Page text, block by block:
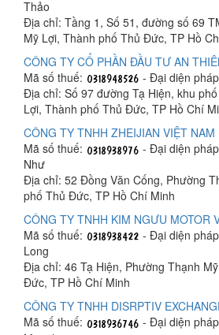
Thảo
Địa chỉ: Tầng 1, Số 51, đường số 69
Mỹ Lợi, Thành phố Thủ Đức, TP Hồ
CÔNG TY CỔ PHẦN ĐẦU TƯ AN
Mã số thuế:
- Đại diện
Địa chỉ: Số 97 đường Tạ Hiện, khu
Lợi, Thành phố Thủ Đức, TP Hồ Chí
CÔNG TY TNHH ZHEIJIAN VIỆT NAM
Mã số thuế:
- Đại diện
Như
Địa chỉ: 52 Đồng Văn Cống, Phường
phố Thủ Đức, TP Hồ Chí Minh
CÔNG TY TNHH KIM NGƯU MOTOR
Mã số thuế:
- Đại diện
Long
Địa chỉ: 46 Tạ Hiện, Phường Thạnh
Đức, TP Hồ Chí Minh
CÔNG TY TNHH DISRPTIV
Mã số thuế:
- Đại diện